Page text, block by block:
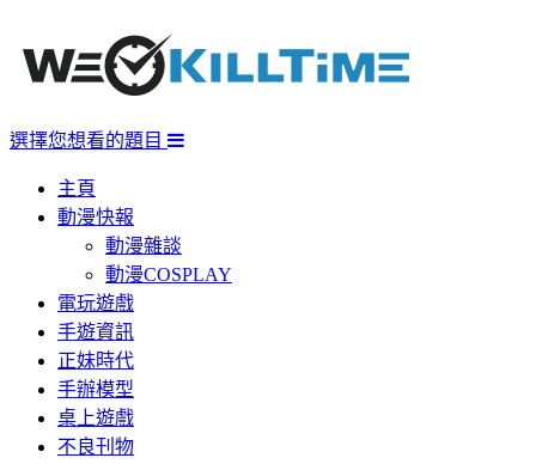
選擇您想看的題目
主頁
動漫快報
動漫雜談
動漫COSPLAY
電玩遊戲
手遊資訊
正妹時代
手辦模型
桌上遊戲
不良刊物